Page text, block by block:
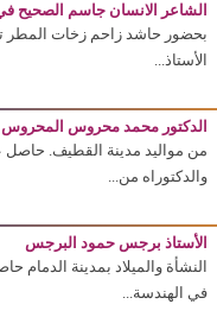
الشاعر الانسان جاسم الصحيح في
بحضور حاشد زاحم زخات المطر
الأستاذ...
الدكتور محمد محروس المحروس
من مواليد مدينة القطيف. حاصل
والدكتوراه من...
الأستاذ برجس حمود البرجس
النشأة والميلاد بمدينة
في الهندسة...